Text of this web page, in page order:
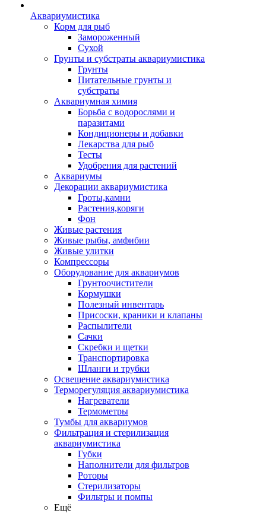
Аквариумистика
Корм для рыб
Замороженный
Сухой
Грунты и субстраты аквариумистика
Грунты
Питательные грунты и
субстраты
Аквариумная химия
Борьба с водорослями и
паразитами
Кондиционеры и добавки
Лекарства для рыб
Тесты
Удобрения для растений
Аквариумы
Декорации аквариумистика
Гроты,камни
Растения,коряги
Фон
Живые растения
Живые рыбы, амфибии
Живые улитки
Компрессоры
Оборудование для аквариумов
Грунтоочистители
Кормушки
Полезный инвентарь
Присоски, краники и клапаны
Распылители
Сачки
Скребки и щетки
Транспортировка
Шланги и трубки
Освещение аквариумистика
Терморегуляция аквариумистика
Нагреватели
Термометры
Тумбы для аквариумов
Фильтрация и стерилизация
аквариумистика
Губки
Наполнители для фильтров
Роторы
Стерилизаторы
Фильтры и помпы
Ещё